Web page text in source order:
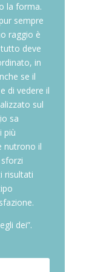
la forma.
sempre
raggio è
deve
in
se il
di vedere il
sul
sa
più
nutrono il
risultati
dei”.